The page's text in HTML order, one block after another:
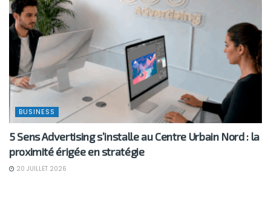
BUSINESS
5 Sens Advertising s’installe au Centre Urbain Nord : la
proximité érigée en stratégie
20 JUILLET 2026